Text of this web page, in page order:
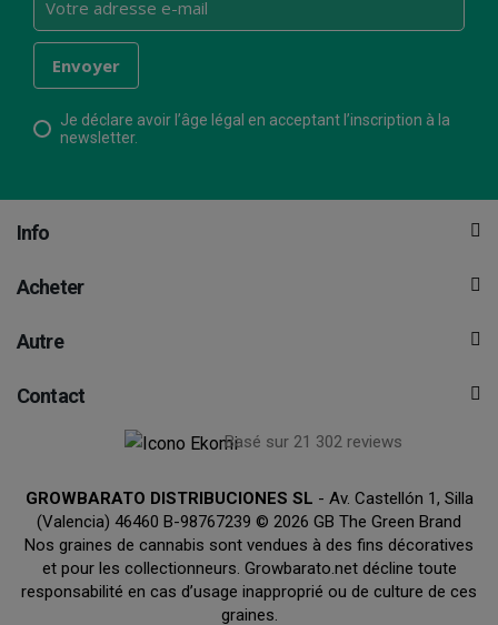
Je déclare avoir l’âge légal en acceptant l’inscription à la
newsletter.
Info
Acheter
Autre
Contact
Basé sur 21 302 reviews
GROWBARATO DISTRIBUCIONES SL - Av. Castellón 1, Silla
(Valencia) 46460 B-98767239 © 2026 GB The Green Brand
Nos graines de cannabis sont vendues à des fins décoratives
et pour les collectionneurs. Growbarato.net décline toute
responsabilité en cas d’usage inapproprié ou de culture de ces
graines.